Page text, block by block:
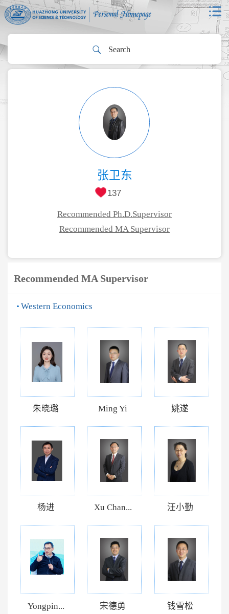
张卫东
137
Recommended Ph.D.Supervisor
Recommended MA Supervisor
Recommended MA Supervisor
Western Economics
朱晓璐 Ming Yi 姚遂
杨进 Xu Chan... 汪小勤
Yongpin... 宋德勇 钱雪松